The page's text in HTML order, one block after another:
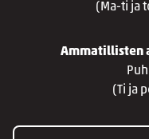
(Ma-ti ja
Ammatillisten
(Ti ja